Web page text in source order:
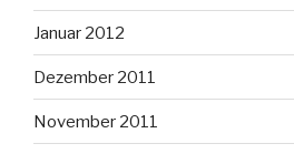
Januar 2012
Dezember 2011
November 2011